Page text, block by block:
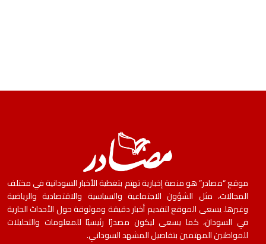
موقع “مصادر” هو منصة إخبارية تهتم بتغطية الأخبار السودانية في مختلف
المجالات، مثل الشؤون الاجتماعية والسياسية والاقتصادية والرياضية
وغيرها. يسعى الموقع لتقديم أخبار دقيقة وموثوقة حول الأحداث الجارية
في السودان، كما يسعى ليكون مصدرًا رئيسيًا للمعلومات والتحليلات
للمواطنين المهتمين بتفاصيل المشهد السوداني.